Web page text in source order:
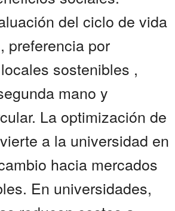
del ciclo de vida
preferencia por
sostenibles ,
mano y
La optimización de
a la universidad en
hacia mercados
En universidades,